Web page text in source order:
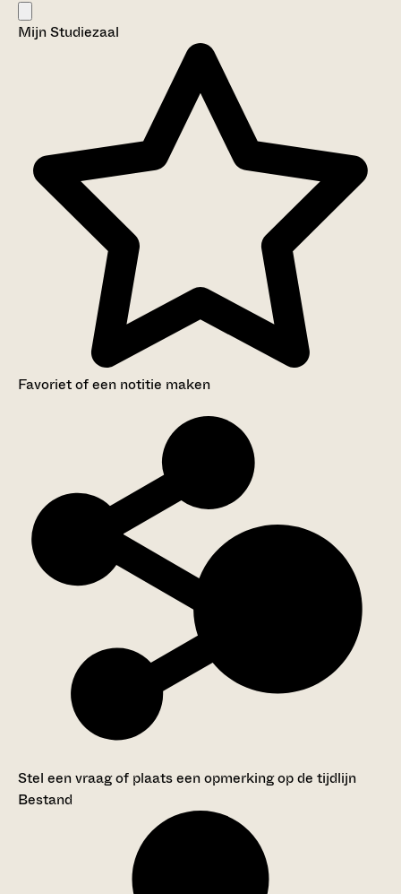
Mijn Studiezaal
Favoriet of een notitie maken
Stel een vraag of plaats een opmerking op de tijdlijn
Bestand